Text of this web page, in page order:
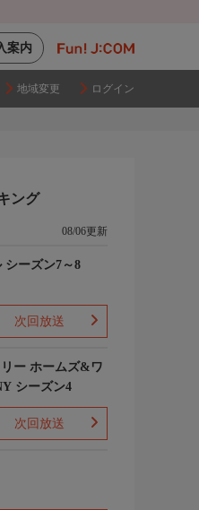
案内
地域変更 ログイン
ング
08/06更新
シーズン7～8
次回放送
リー ホームズ&ワ
シーズン4
次回放送